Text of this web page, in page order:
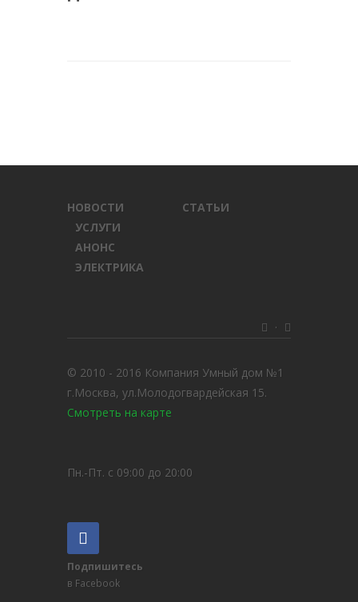
НОВОСТИ
СТАТЬИ
УСЛУГИ
АНОНС
ЭЛЕКТРИКА
·
© 2010 - 2016 Компания Умный дом №1
г.Москва, ул.Молодогвардейская 15.
Смотреть на карте
Пн.-Пт. с 09:00 до 20:00
Подпишитесь
в Facebook